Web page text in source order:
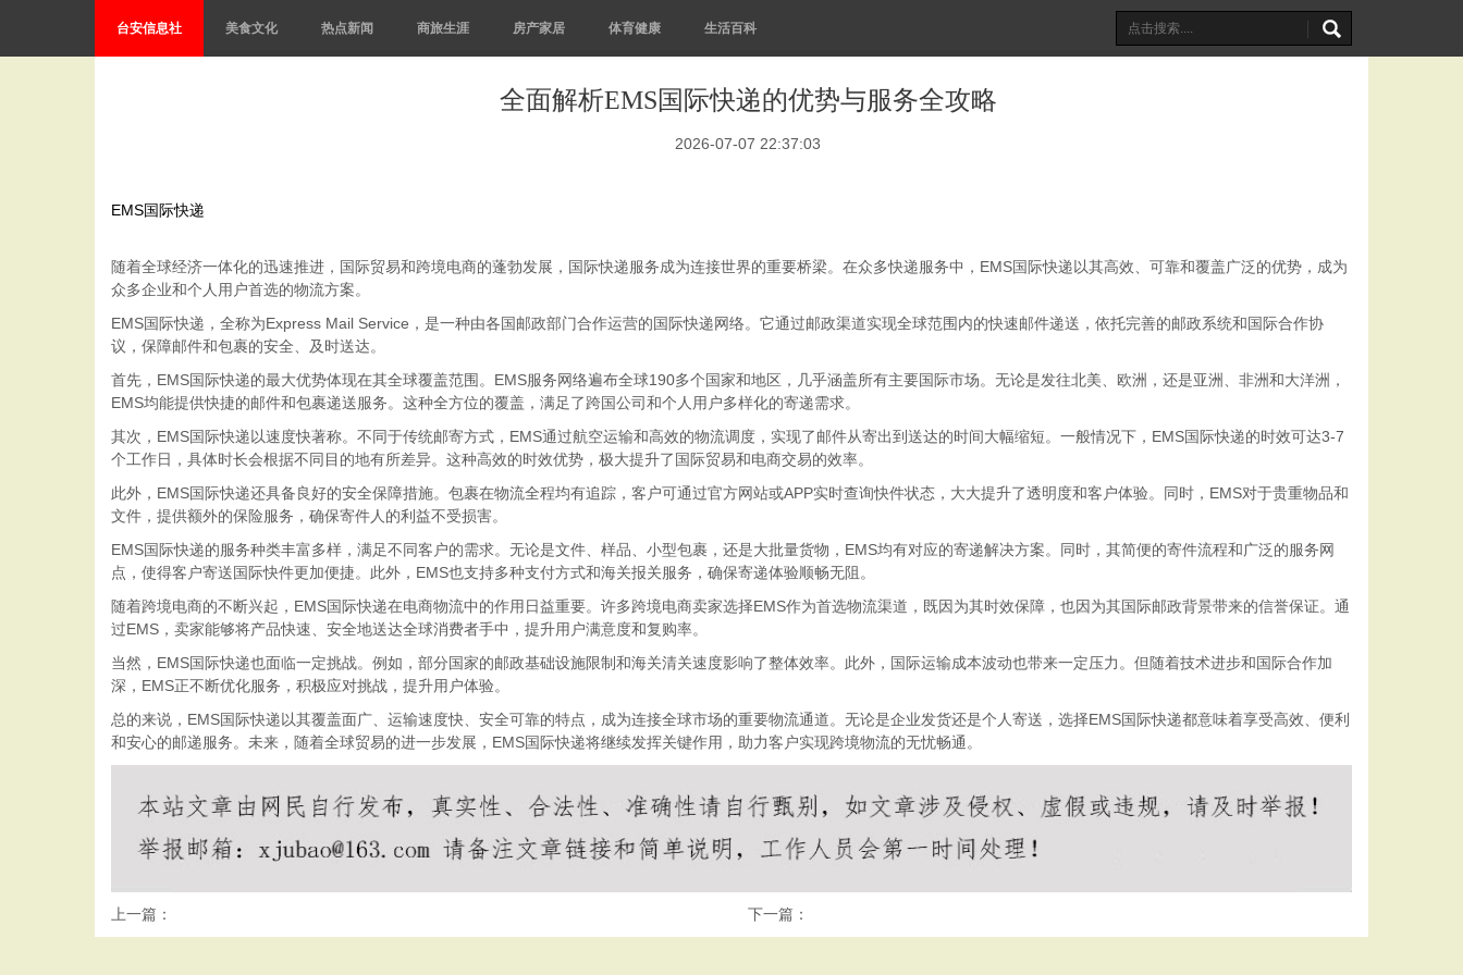
台安信息社 美食文化 热点新闻 商旅生涯 房产家居 体育健康 生活百科
全面解析EMS国际快递的优势与服务全攻略
2026-07-07 22:37:03
EMS国际快递
随着全球经济一体化的迅速推进，国际贸易和跨境电商的蓬勃发展，国际快递服务成为连接世界的重要桥梁。在众多快递服务中，EMS国际快递以其高效、可靠和覆盖广泛的优势，成为
众多企业和个人用户首选的物流方案。
EMS国际快递，全称为Express Mail Service，是一种由各国邮政部门合作运营的国际快递网络。它通过邮政渠道实现全球范围内的快速邮件递送，依托完善的邮政系统和国际合作协
议，保障邮件和包裹的安全、及时送达。
首先，EMS国际快递的最大优势体现在其全球覆盖范围。EMS服务网络遍布全球190多个国家和地区，几乎涵盖所有主要国际市场。无论是发往北美、欧洲，还是亚洲、非洲和大洋洲，
EMS均能提供快捷的邮件和包裹递送服务。这种全方位的覆盖，满足了跨国公司和个人用户多样化的寄递需求。
其次，EMS国际快递以速度快著称。不同于传统邮寄方式，EMS通过航空运输和高效的物流调度，实现了邮件从寄出到送达的时间大幅缩短。一般情况下，EMS国际快递的时效可达3-7
个工作日，具体时长会根据不同目的地有所差异。这种高效的时效优势，极大提升了国际贸易和电商交易的效率。
此外，EMS国际快递还具备良好的安全保障措施。包裹在物流全程均有追踪，客户可通过官方网站或APP实时查询快件状态，大大提升了透明度和客户体验。同时，EMS对于贵重物品和
文件，提供额外的保险服务，确保寄件人的利益不受损害。
EMS国际快递的服务种类丰富多样，满足不同客户的需求。无论是文件、样品、小型包裹，还是大批量货物，EMS均有对应的寄递解决方案。同时，其简便的寄件流程和广泛的服务网
点，使得客户寄送国际快件更加便捷。此外，EMS也支持多种支付方式和海关报关服务，确保寄递体验顺畅无阻。
随着跨境电商的不断兴起，EMS国际快递在电商物流中的作用日益重要。许多跨境电商卖家选择EMS作为首选物流渠道，既因为其时效保障，也因为其国际邮政背景带来的信誉保证。通
过EMS，卖家能够将产品快速、安全地送达全球消费者手中，提升用户满意度和复购率。
当然，EMS国际快递也面临一定挑战。例如，部分国家的邮政基础设施限制和海关清关速度影响了整体效率。此外，国际运输成本波动也带来一定压力。但随着技术进步和国际合作加
深，EMS正不断优化服务，积极应对挑战，提升用户体验。
总的来说，EMS国际快递以其覆盖面广、运输速度快、安全可靠的特点，成为连接全球市场的重要物流通道。无论是企业发货还是个人寄送，选择EMS国际快递都意味着享受高效、便利
和安心的邮递服务。未来，随着全球贸易的进一步发展，EMS国际快递将继续发挥关键作用，助力客户实现跨境物流的无忧畅通。
上一篇： 下一篇：